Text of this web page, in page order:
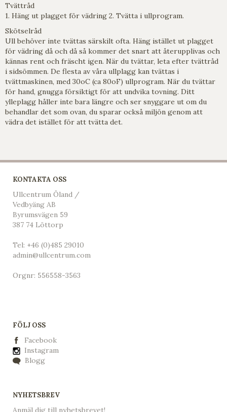
Tvättråd
1. Häng ut plagget för vädring 2. Tvätta i ullprogram.
Skötselråd
Ull behöver inte tvättas särskilt ofta. Häng istället ut plagget
för vädring då och då så kommer det snart att återupplivas och
kännas rent och fräscht igen. När du tvättar, leta efter tvättråd
i sidsömmen. De flesta av våra ullplagg kan tvättas i
tvättmaskinen, med 30oC (ca 80oF) ullprogram. När du tvättar
för hand, gnugga försiktigt för att undvika tovning. Ditt
ylleplagg håller inte bara längre och ser snyggare ut om du
behandlar det som ovan, du sparar också miljön genom att
vädra det istället för att tvätta det.
KONTAKTA OSS
Ullcentrum Öland /
Vedbyäng AB
Byrumsvägen 59
387 74 Löttorp
Tel: +46 (0)485 29010
admin@ullcentrum.com
Orgnr: 556558-3563
FÖLJ OSS
Facebook
Instagram
Blogg
NYHETSBREV
Anmäl dig till nyhetsbrevet!